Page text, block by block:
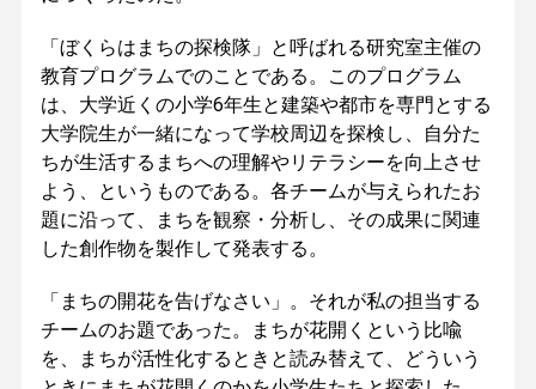
「ぼくらはまちの探検隊」と呼ばれる研究室主催の
教育プログラムでのことである。このプログラム
は、大学近くの小学6年生と建築や都市を専門とする
大学院生が一緒になって学校周辺を探検し、自分た
ちが生活するまちへの理解やリテラシーを向上させ
よう、というものである。各チームが与えられたお
題に沿って、まちを観察・分析し、その成果に関連
した創作物を製作して発表する。
「まちの開花を告げなさい」。それが私の担当する
チームのお題であった。まちが花開くという比喩
を、まちが活性化するときと読み替えて、どういう